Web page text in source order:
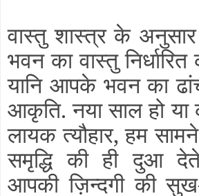
वास्तु शास्त्र के
भवन का वास्तु
यानि आपके भवन का
आकृति. नया साल हो या
लायक त्यौहार, हम
समृद्धि की ही दुआ
आपकी ज़िन्दगी की